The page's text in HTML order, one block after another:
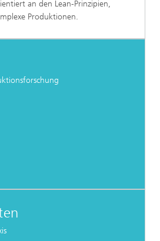
an den Lean-Prinzipien,
Produktionen.